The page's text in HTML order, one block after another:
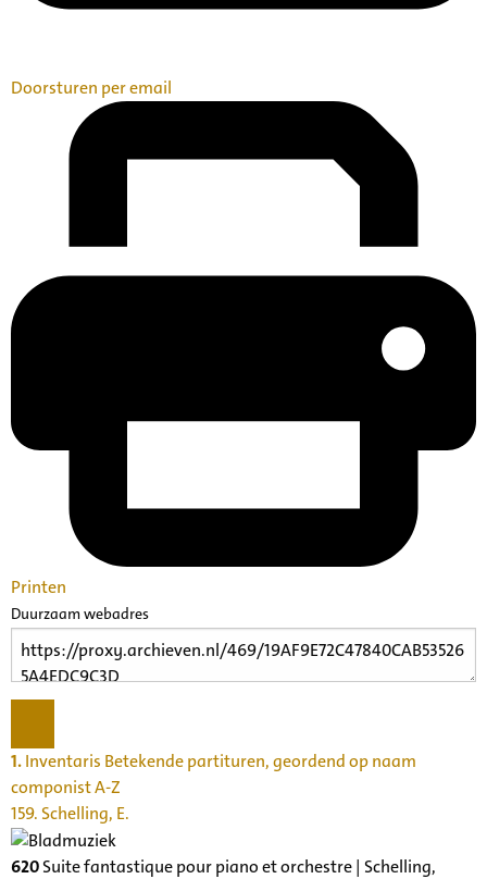
Doorsturen per email
Printen
Duurzaam webadres
1.Inventaris Betekende partituren, geordend op naam
componist A-Z
159. Schelling, E.
620Suite fantastique pour piano et orchestre | Schelling,